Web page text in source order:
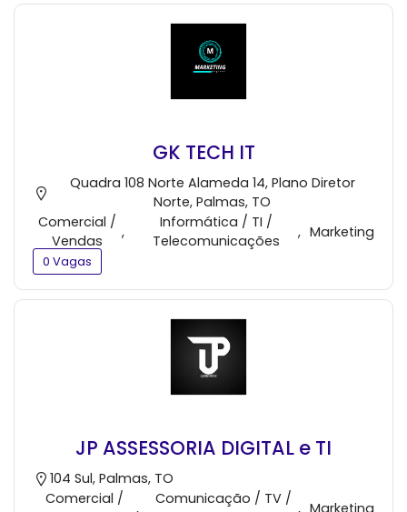
GK TECH IT
Quadra 108 Norte Alameda 14, Plano Diretor
Norte, Palmas, TO
Comercial /
Vendas
,
Informática / TI /
Telecomunicações
, Marketing
0 Vagas
JP ASSESSORIA DIGITAL e TI
104 Sul, Palmas, TO
Comercial /
,
Comunicação / TV /
, Marketing